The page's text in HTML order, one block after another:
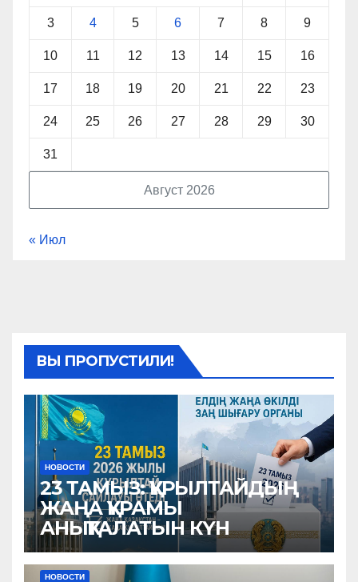
Август 2026
3 4 5 6 7 8 9
10 11 12 13 14 15 16
17 18 19 20 21 22 23
24 25 26 27 28 29 30
31
« Июл
ВЫ ПРОПУСТИЛИ!
НОВОСТИ
23 ТАМЫЗ: ҚҰРЫЛТАЙДЫҢ
ЖАҢА ҚҰРАМЫ
АНЫҚТАЛАТЫН КҮН
НОВОСТИ